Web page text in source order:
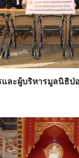
ละผู้บริหารมูลนิธิป่